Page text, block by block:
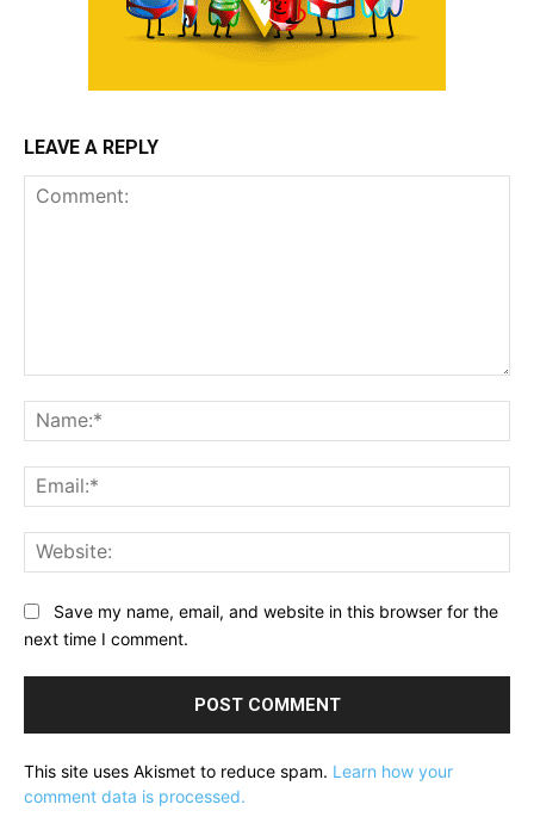
LEAVE A REPLY
Save my name, email, and website in this browser for the
next time I comment.
This site uses Akismet to reduce spam. Learn how your
comment data is processed.